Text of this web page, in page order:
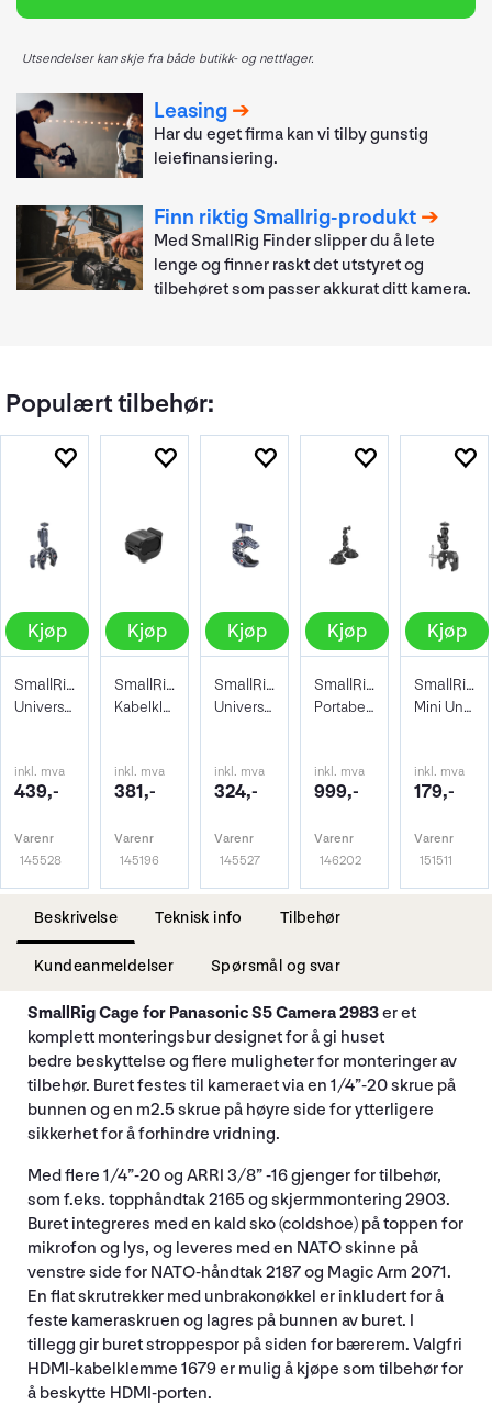
Utsendelser kan skje fra både butikk- og nettlager.
Leasing
Har du eget firma kan vi tilby gunstig
leiefinansiering.
Finn riktig Smallrig-produkt
Med SmallRig Finder slipper du å lete
lenge og finner raskt det utstyret og
tilbehøret som passer akkurat ditt kamera.
Populært tilbehør:
Kjøp
SmallRig 3757 Crab-Shaped Clamp + Arm
Universalklemme med Magic Arm
inkl. mva
439,-
Varenr
145528
Kjøp
SmallRig 3685 Camera Cable Clamp
Kabelklemme. Hold orden på kabler
inkl. mva
381,-
Varenr
145196
Kjøp
SmallRig 3755 Crab-Shaped Clamp
Universalklemme for lettere utstyr
inkl. mva
324,-
Varenr
145527
Kjøp
SmallRig 3566 Dual Suction Cup
Portabel dobbel sugekopp kamerafeste 0,5
inkl. mva
999,-
Varenr
146202
Kjøp
SmallRig 2164 Crab-Shaped Clamp + Arm
Mini Universalklemme med Magic Arm
inkl. mva
179,-
Varenr
151511
Beskrivelse Teknisk info Tilbehør
Kundeanmeldelser Spørsmål og svar
SmallRig Cage for Panasonic S5 Camera 2983er et
komplett monteringsbur designet for å gi huset
bedre beskyttelse og flere muligheter for monteringer av
tilbehør. Buret festes til kameraet via en 1/4”-20 skrue på
bunnen og en m2.5 skrue på høyre side for ytterligere
sikkerhet for å forhindre vridning.
Med flere 1/4”-20 og ARRI 3/8” -16 gjenger for tilbehør,
som f.eks. topphåndtak 2165 og skjermmontering 2903.
Buret integreres med en kald sko (coldshoe) på toppen for
mikrofon og lys, og leveres med en NATO skinne på
venstre side for NATO-håndtak 2187 og Magic Arm 2071.
En flat skrutrekker med unbrakonøkkel er inkludert for å
feste kameraskruen og lagres på bunnen av buret. I
tillegg gir buret stroppespor på siden for bærerem. Valgfri
HDMI-kabelklemme 1679 er mulig å kjøpe som tilbehør for
å beskytte HDMI-porten.